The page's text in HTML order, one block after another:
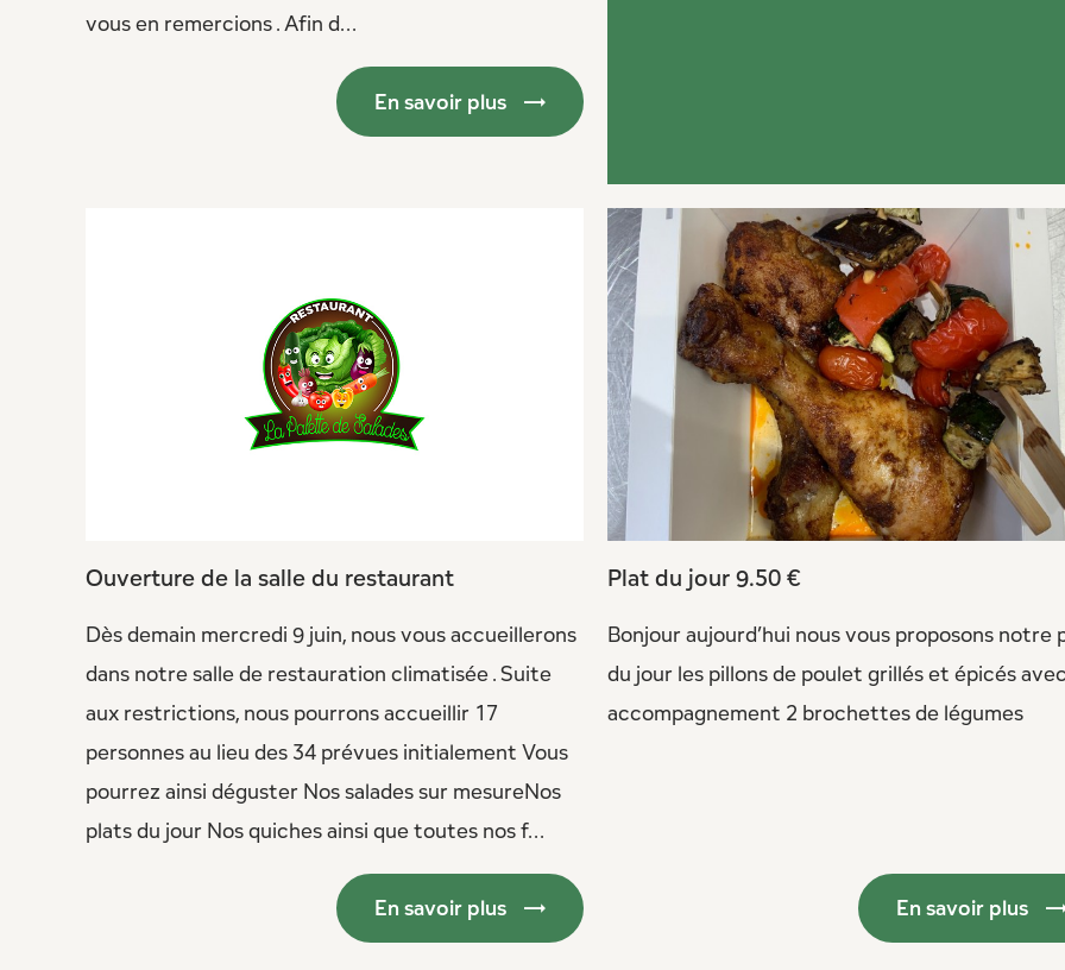
vous en remercions . Afin d...
En savoir plus
Ouverture de la salle du restaurant
Dès demain mercredi 9 juin, nous vous accueillerons
dans notre salle de restauration climatisée . Suite
aux restrictions, nous pourrons accueillir 17
personnes au lieu des 34 prévues initialement Vous
pourrez ainsi déguster Nos salades sur mesureNos
plats du jour Nos quiches ainsi que toutes nos f...
En savoir plus
Plat du jour 9.50 €
Bonjour aujourd’hui nous vous proposons notre
du jour les pillons de poulet grillés et épicés
accompagnement 2 brochettes de légumes
En savoir plus